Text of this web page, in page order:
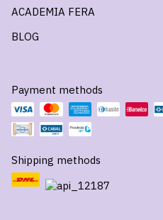
ACADEMIA FERA
BLOG
Payment methods
Shipping methods